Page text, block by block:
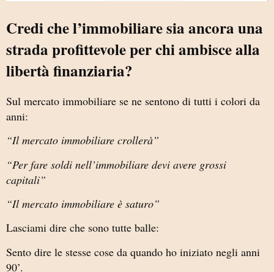
Credi che l’immobiliare sia ancora una
strada profittevole per chi ambisce alla
libertà finanziaria?
Sul mercato immobiliare se ne sentono di tutti i colori da
anni:
“Il mercato immobiliare crollerà”
“Per fare soldi nell’immobiliare devi avere grossi
capitali”
“Il mercato immobiliare è saturo”
Lasciami dire che sono tutte balle:
Sento dire le stesse cose da quando ho iniziato negli anni
90’.